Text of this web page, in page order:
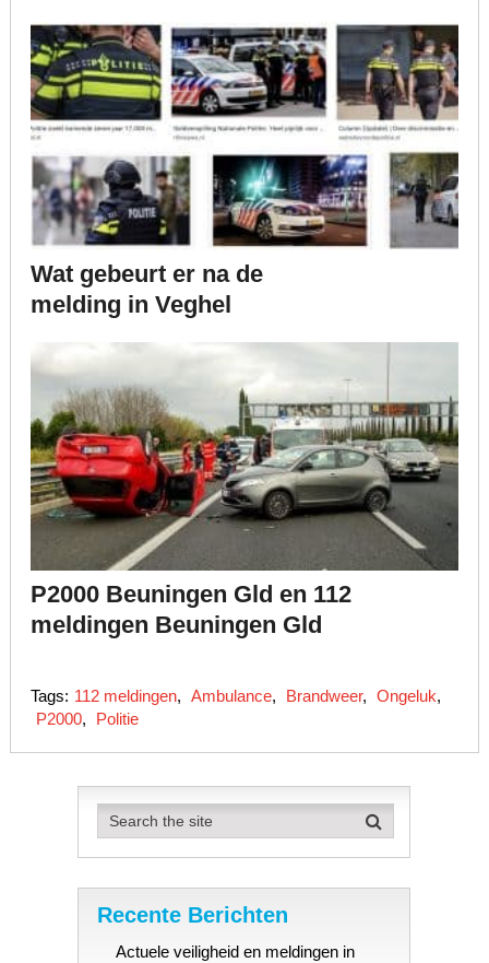
Wat gebeurt er na de
melding in Veghel
P2000 Beuningen Gld en 112
meldingen Beuningen Gld
Tags: 112 meldingen, Ambulance, Brandweer, Ongeluk,
P2000, Politie
Recente Berichten
Actuele veiligheid en meldingen in